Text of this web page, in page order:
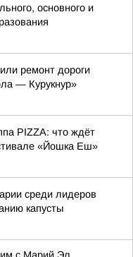
основного и
ремонт дороги
— Курукнур»
PIZZA: что ждёт
«Йошка Еш»
среди лидеров
капусты